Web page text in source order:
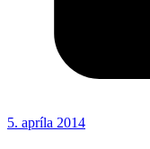
5. apríla 2014